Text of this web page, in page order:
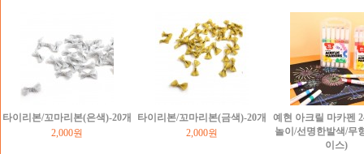
타이리본/꼬마리본(은색)-20개
2,000원
타이리본/꼬마리본(금색)-20개
2,000원
예현 아크릴 마카펜
놀이/선명한발색/무
이스)